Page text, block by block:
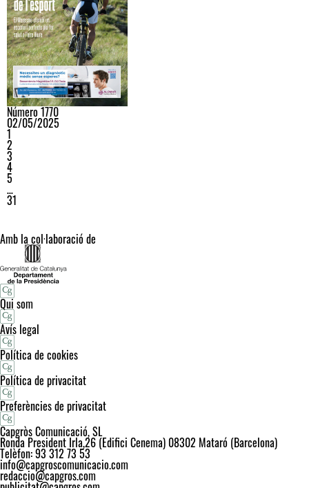
Número 1770
02/05/2025
1
2
3
4
5
…
31
Amb la col·laboració de
Qui som
Avís legal
Política de cookies
Política de privacitat
Preferències de privacitat
Capgròs Comunicació, SL
Ronda President Irla,26 (Edifici Cenema) 08302 Mataró (Barcelona)
Telèfon: 93 312 73 53
info@capgroscomunicacio.com
redaccio@capgros.com